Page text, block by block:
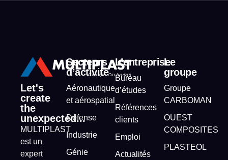
Let's
create
the
unexpected...
MULTIPLAST
est un
expert
Secteurs
d’activité
Aéronautique
et aérospatial
Défense
Industrie
Génie
L’entreprise
Bureau
d’études
Références
clients
Emploi
Actualités
Le
groupe
Groupe
CARBOMAN
OUEST
COMPOSITES
PLASTEOL